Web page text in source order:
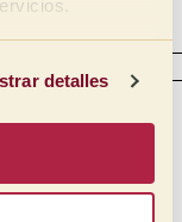
detalles